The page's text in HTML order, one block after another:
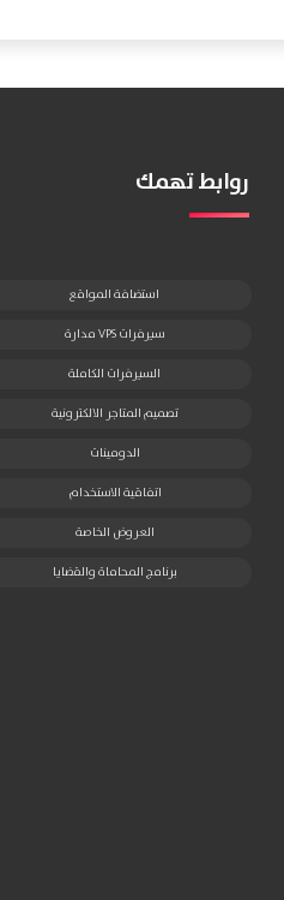
روابط تهمك
استضافة المواقع
سيرفرات VPS مدارة
السيرفرات الكاملة
تصميم المتاجر الالكترونية
الدومينات
اتفاقية الاستخدام
العروض الخاصة
برنامج المحاماة والقضايا